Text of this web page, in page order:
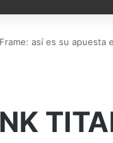
así es su